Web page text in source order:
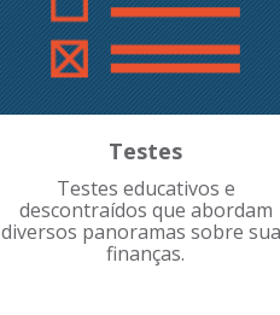
Testes
Testes educativos e
descontraídos que abordam
diversos panoramas sobre
finanças.